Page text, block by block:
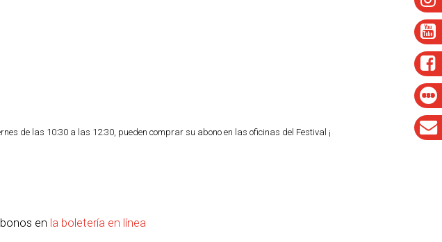
de las 10:30 a las 12:30, pueden comprar su abono en las oficinas del Festival ¡
en la boletería en línea